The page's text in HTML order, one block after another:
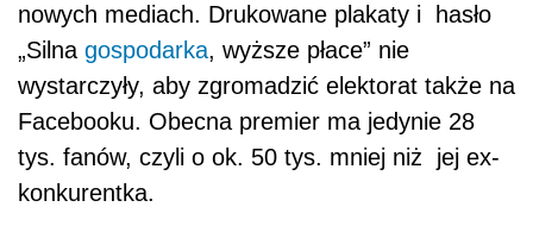
nowych mediach. Drukowane plakaty i hasło
„Silna gospodarka, wyższe płace” nie
wystarczyły, aby zgromadzić elektorat także na
Facebooku. Obecna premier ma jedynie 28
tys. fanów, czyli o ok. 50 tys. mniej niż jej ex-
konkurentka.